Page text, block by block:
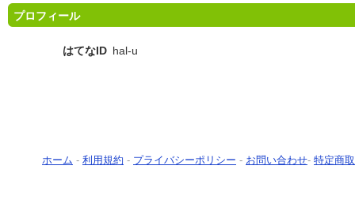
プロフィール
はてなID hal-u
ホーム - 利用規約 - プライバシーポリシー - お問い合わせ- 特定商